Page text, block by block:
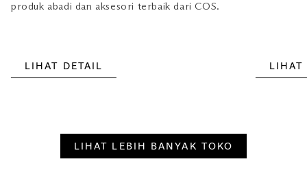
produk abadi dan aksesori terbaik dari COS.
LIHAT DETAIL LIHAT
LIHAT LEBIH BANYAK TOKO